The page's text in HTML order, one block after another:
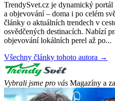
TrendySvet.cz je dynamický
a objevování – doma i po celém
články o aktuálních trendech v
osvědčených destinacích. Nabízí
objevování lokálních perel až po...
Všechny články tohoto autora →
Vybrali jsme pro vás Magazíny a